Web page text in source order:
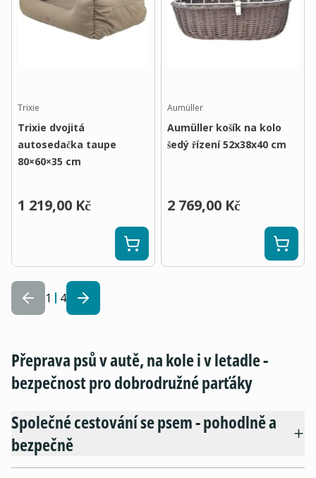
Trixie
Trixie dvojitá
autosedačka taupe
80×60×35 cm
1 219,00 Kč
Aumüller
Aumüller košík na kolo
šedý řízení 52x38x40 cm
2 769,00 Kč
1 4
Přeprava psů v autě, na kole i v letadle -
bezpečnost pro dobrodružné parťáky
Společné cestování se psem - pohodlně a
bezpečně